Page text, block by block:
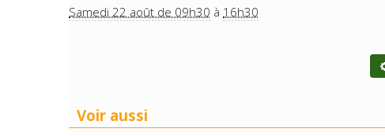
Samedi 22 août de 09h30 à 16h30
Voir aussi